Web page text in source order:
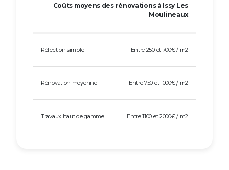
Coûts moyens des rénovations à Issy Les
Moulineaux
Réfection simple Entre 250 et 700€ / m2
Rénovation moyenne Entre 750 et 1000€ / m2
Travaux haut de gamme Entre 1100 et 2000€ / m2